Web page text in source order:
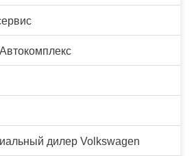
дилер Volkswagen